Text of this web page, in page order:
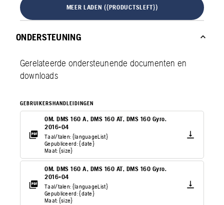
MEER LADEN ({PRODUCTSLEFT})
ONDERSTEUNING
Gerelateerde ondersteunende documenten en
downloads
GEBRUIKERSHANDLEIDINGEN
OM. DMS 160 A, DMS 160 AT, DMS 160 Gyro.
2016-04
Taal/talen: {languageList}
Gepubliceerd: {date}
Maat: {size}
OM. DMS 160 A, DMS 160 AT, DMS 160 Gyro.
2016-04
Taal/talen: {languageList}
Gepubliceerd: {date}
Maat: {size}